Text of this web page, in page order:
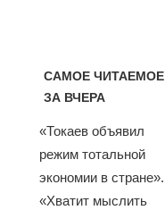
САМОЕ ЧИТАЕМОЕ
ЗА ВЧЕРА
«Токаев объявил
режим тотальной
экономии в стране».
«Хватит мыслить